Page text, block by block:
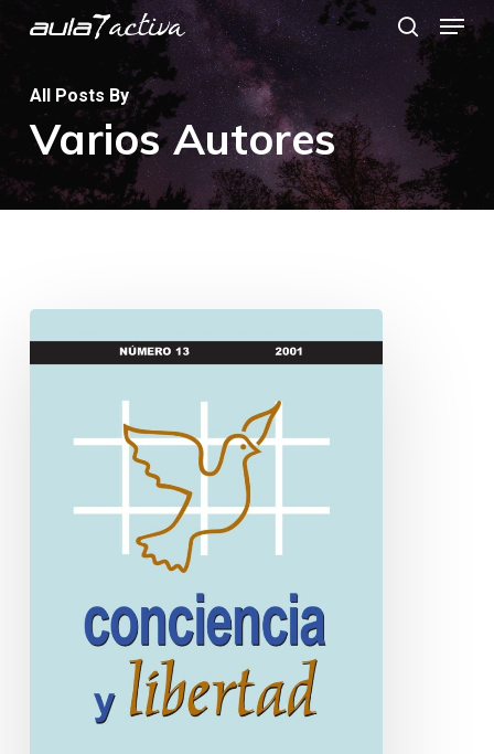
to
main
content
search
Menu
All Posts By
Varios Autores